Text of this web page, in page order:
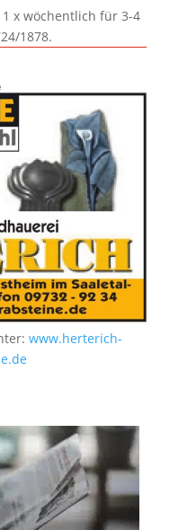
x wöchentlich für 3-4
1878.
www.herterich-